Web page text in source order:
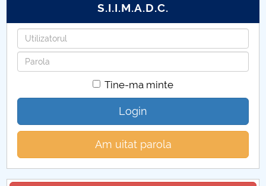
S.I.I.M.A.D.C.
Utilizatorul
Parola
Tine-ma minte
Login
Am uitat parola